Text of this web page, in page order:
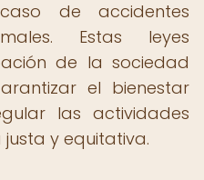
de accidentes
Estas leyes
de la sociedad
el bienestar
las actividades
y equitativa.